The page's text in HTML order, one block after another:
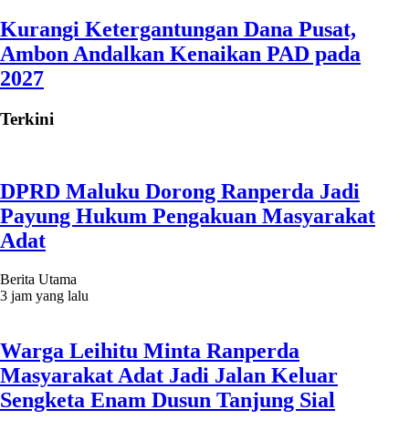
Kurangi Ketergantungan Dana Pusat,
Ambon Andalkan Kenaikan PAD pada
2027
Terkini
DPRD Maluku Dorong Ranperda Jadi
Payung Hukum Pengakuan Masyarakat
Adat
Berita Utama
3 jam yang lalu
Warga Leihitu Minta Ranperda
Masyarakat Adat Jadi Jalan Keluar
Sengketa Enam Dusun Tanjung Sial